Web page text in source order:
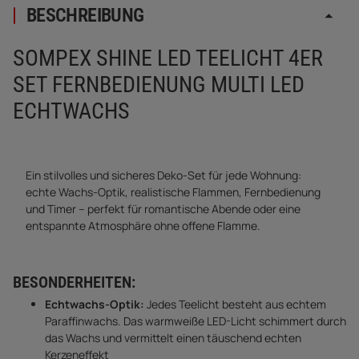
BESCHREIBUNG
SOMPEX SHINE LED TEELICHT 4ER
SET FERNBEDIENUNG MULTI LED
ECHTWACHS
Ein stilvolles und sicheres Deko-Set für jede Wohnung:
echte Wachs-Optik, realistische Flammen, Fernbedienung
und Timer – perfekt für romantische Abende oder eine
entspannte Atmosphäre ohne offene Flamme.
BESONDERHEITEN:
Echtwachs-Optik: Jedes Teelicht besteht aus echtem
Paraffinwachs. Das warmweiße LED-Licht schimmert durch
das Wachs und vermittelt einen täuschend echten
Kerzeneffekt